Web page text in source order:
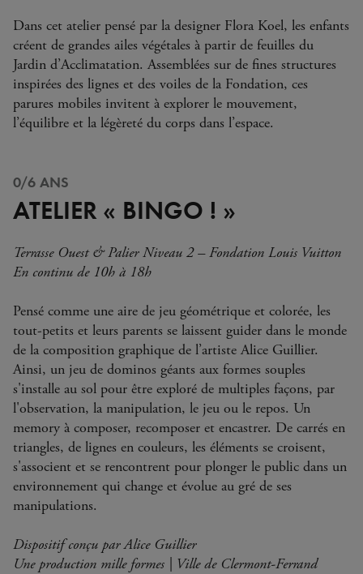
Dans cet atelier pensé par la designer Flora Koel, les enfants
créent de grandes ailes végétales à partir de feuilles du
Jardin d’Acclimatation. Assemblées sur de fines structures
inspirées des lignes et des voiles de la Fondation, ces
parures mobiles invitent à explorer le mouvement,
l’équilibre et la légèreté du corps dans l’espace.
0/6 ANS
ATELIER « BINGO ! »
Terrasse Ouest & Palier Niveau 2 – Fondation Louis Vuitton
En continu de 10h à 18h
Pensé comme une aire de jeu géométrique et colorée, les
tout-petits et leurs parents se laissent guider dans le monde
de la composition graphique de l’artiste Alice Guillier.
Ainsi, un jeu de dominos géants aux formes souples
s'installe au sol pour être exploré de multiples façons, par
l'observation, la manipulation, le jeu ou le repos. Un
memory à composer, recomposer et encastrer. De carrés en
triangles, de lignes en couleurs, les éléments se croisent,
s'associent et se rencontrent pour plonger le public dans un
environnement qui change et évolue au gré de ses
manipulations.
Dispositif conçu par Alice Guillier
Une production mille formes | Ville de Clermont-Ferrand